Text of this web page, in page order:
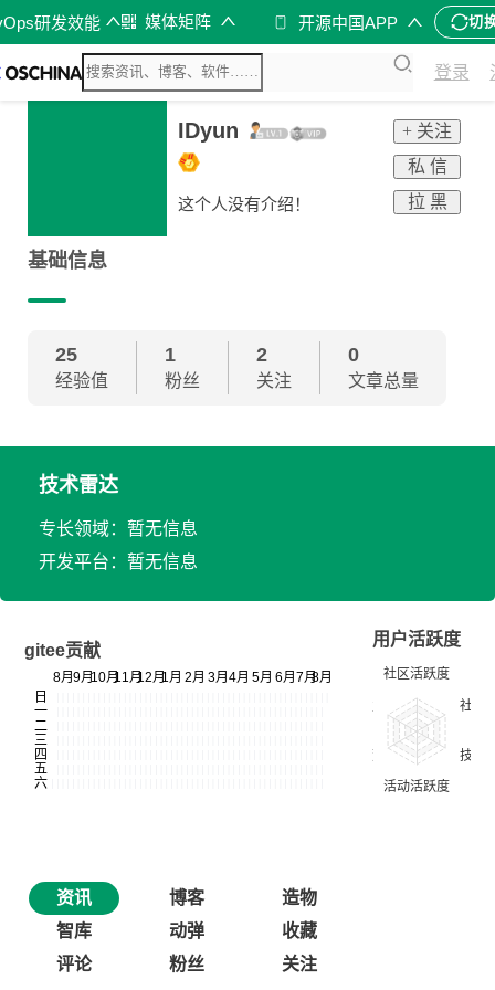
研发效能 媒体矩阵 开源中国APP 切
登录
IDyun
这个人没有介绍！
+ 关注
私 信
拉 黑
基础信息
25
经验值
1
粉丝
2
关注
0
文章总量
技术雷达
专长领域：暂无信息
开发平台：暂无信息
gitee贡献
用户活跃度
资讯 博客
造物
智库
动弹
收藏
评论
粉丝 关注